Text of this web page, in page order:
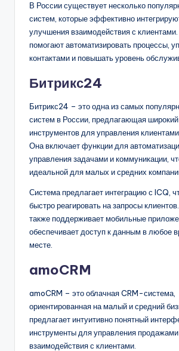
В России существует несколько
систем, которые эффективно
улучшения взаимодействия с
помогают автоматизировать процессы,
контактами и повышать уровень
Битрикс24
Битрикс24 – это одна из самых
систем в России, предлагающая широкий
инструментов для управления
Она включает функции для
управления задачами и коммуникации,
идеальной для малых и средних
Система предлагает интеграцию с ICQ,
быстро реагировать на запросы
также поддерживает мобильные
обеспечивает доступ к данным в любое
месте.
amoCRM
amoCRM – это облачная CRM-система,
ориентированная на малый и средний
предлагает интуитивно понятный
инструменты для управления
взаимодействия с клиентами.